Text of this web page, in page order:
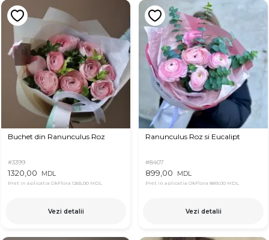
Buchet din Ranunculus Roz
#3399
1320,00 MDL
Pret in aplicatia OkFlora 1265,00 MDL
Vezi detalii
Ranunculus Roz si Eucalipt
#8407
899,00 MDL
Pret in aplicatia OkFlora 889,00 MDL
Vezi detalii